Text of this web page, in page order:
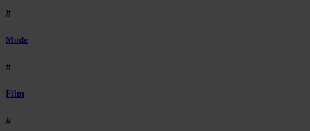
#
Mode
#
Film
#